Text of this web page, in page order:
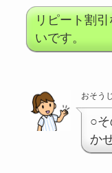
リピート割
いです。
おそう
○
か